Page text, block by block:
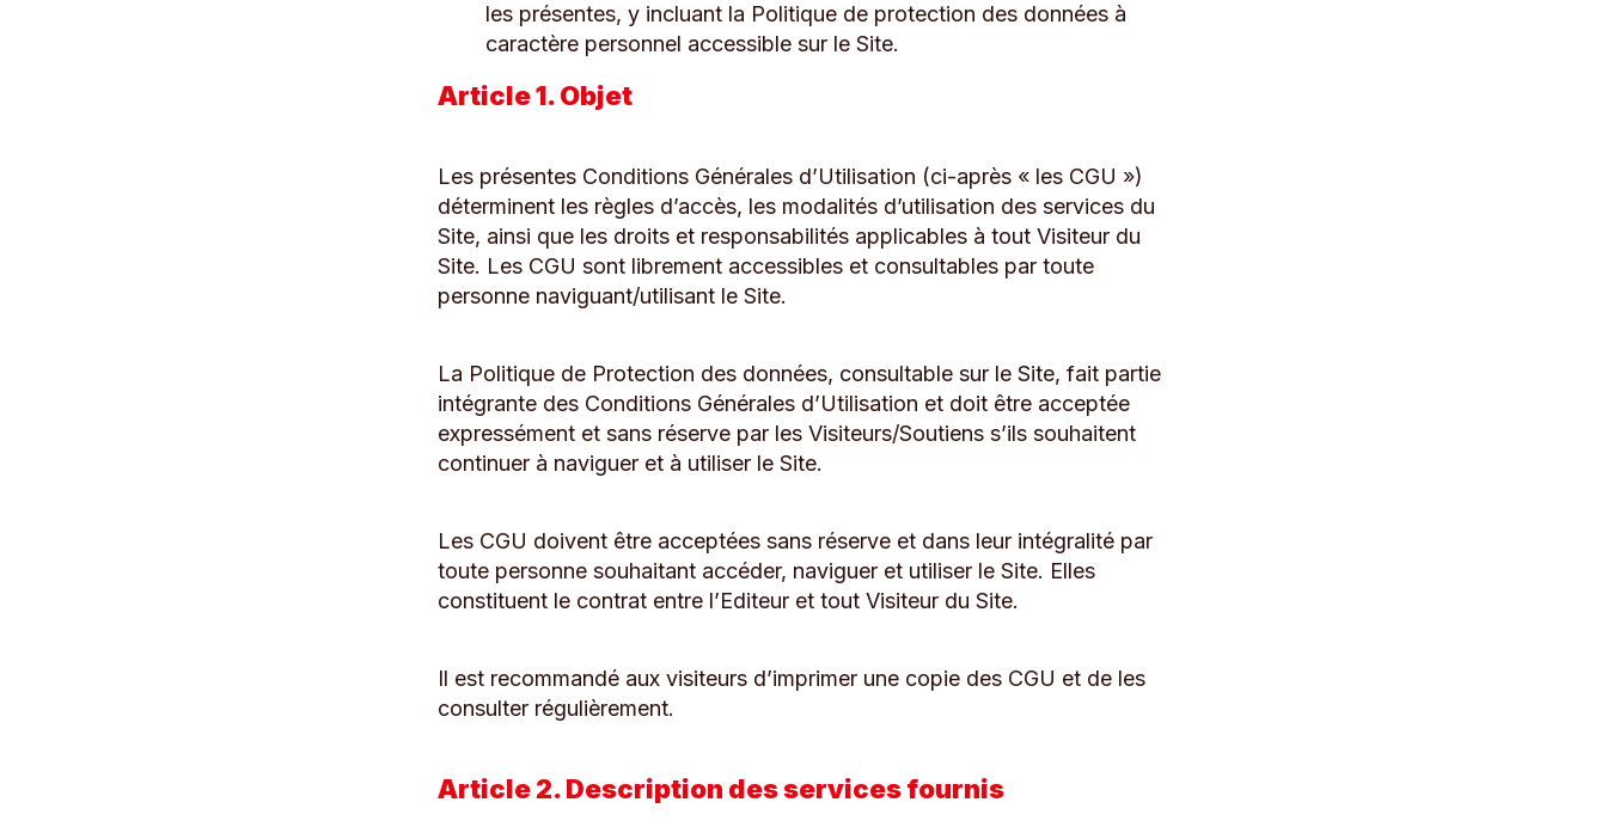
les présentes, y incluant la Politique de protection des données à
caractère personnel accessible sur le Site.
Article 1. Objet
Les présentes Conditions Générales d’Utilisation (ci-après « les CGU »)
déterminent les règles d’accès, les modalités d’utilisation des services du
Site, ainsi que les droits et responsabilités applicables à tout Visiteur du
Site. Les CGU sont librement accessibles et consultables par toute
personne naviguant/utilisant le Site.
La Politique de Protection des données, consultable sur le Site, fait partie
intégrante des Conditions Générales d’Utilisation et doit être acceptée
expressément et sans réserve par les Visiteurs/Soutiens s’ils souhaitent
continuer à naviguer et à utiliser le Site.
Les CGU doivent être acceptées sans réserve et dans leur intégralité par
toute personne souhaitant accéder, naviguer et utiliser le Site. Elles
constituent le contrat entre l’Editeur et tout Visiteur du Site.
Il est recommandé aux visiteurs d’imprimer une copie des CGU et de les
consulter régulièrement.
Article 2. Description des services fournis